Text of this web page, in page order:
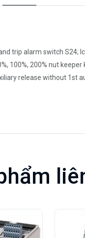
trip alarm switch S24;
100%, 200% nut
release without 1st